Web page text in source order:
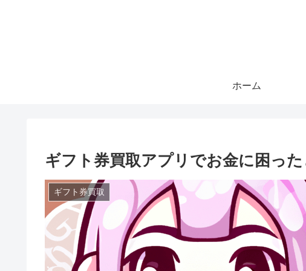
ホーム
ギフト券買取アプリでお金に困っ
ギフト券買取